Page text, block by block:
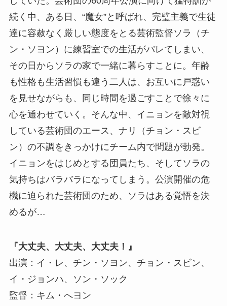
続く中、ある日、“魔女”と呼ばれ、完璧主義で生徒
達に容赦なく厳しい態度をとる芸術監督ソラ（チ
ン・ソヨン）に練習室での生活がバレてしまい、
その日からソラの家で一緒に暮らすことに。年齢
も性格も生活習慣も違う二人は、お互いに戸惑い
を見せながらも、同じ時間を過ごすことで徐々に
心を通わせていく。そんな中、イニョンを敵対視
している芸術団のエース、ナリ（チョン・スビ
ン）の不調をきっかけにチーム内で問題が勃発。
イニョンをはじめとする団員たち、そしてソラの
気持ちはバラバラになってしまう。公演開催の危
機に迫られた芸術団のため、ソラはある覚悟を決
めるが…
『大丈夫、大丈夫、大丈夫！』
出演：イ・レ、チン・ソヨン、チョン・スビン、
イ・ジョンハ、ソン・ソック
監督：キム・へヨン